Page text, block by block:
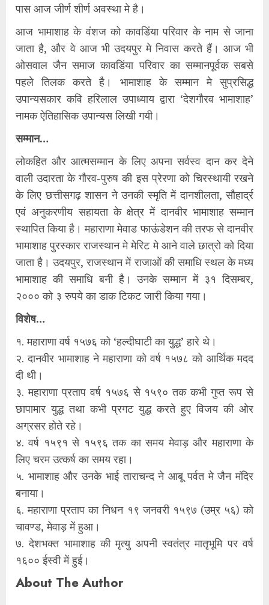
पास आज जीर्ण शीर्ण अवस्था मे है।
आज भामाशाह के वंशज को कावडिंया परिवार के नाम से जाना
जाता है, और वे आज भी उदयपुर मे निवास करते हैं। आज भी
ओसवाल जैन समाज कावडिंया परिवार का सम्मानपूर्वक सबसे
पहले तिलक करते है। भामाशाह के सम्मान मे सुप्रसिद्ध
उपान्यसकार कवि हरिलाल उपाध्याय द्वारा ‘देशगौरव भामाशाह’
नामक ऐतिहासिक उपान्यस लिखी गयी।
सम्मान…
लोकहित और आत्मसम्मान के लिए अपना सर्वस्व दान कर देने
वाली उदारता के गौरव-पुरुष की इस प्रेरणा को चिरस्थायी रखने
के लिए छत्तीसगढ़ शासन ने उनकी स्मृति में दानशीलता, सौहार्द्र
एवं अनुकरणीय सहायता के क्षेत्र में दानवीर भामाशाह सम्मान
स्थापित किया है। महाराणा मेवाड फाऊंडेशन की तरफ से दानवीर
भामाशाह पुरस्कार राजस्थान मे मेरिट मे आने वाले छात्रो को दिया
जाता है। उदयपुर, राजस्थान में राजाओं की समाधि स्थल के मध्य
भामाशाह की समाधि बनी है। उनके सम्मान में ३१ दिसम्बर,
२००० को ३ रुपये का डाक टिकट जारी किया गया।
विशेष…
१. महाराणा वर्ष १५७६ को ‘हल्दीघाटी का युद्ध’ हारे थे।
२. दानवीर भामाशाह ने महाराणा को वर्ष १५७८ को आर्थिक मदद
दी थी।
३. महाराणा प्रताप वर्ष १५७६ से १५९० तक कभी गुप्त रूप से
छापामार युद्ध तथा कभी प्रगट युद्ध करते हुए विजय की ओर
अग्रसर होते रहे।
४. वर्ष १५९१ से १५९६ तक का समय मेवाड़ और महाराणा के
लिए चरम उत्कर्ष का समय रहा।
५. भामाशाह और उनके भाई ताराचन्द ने आबू पर्वत मे जैन मंदिर
बनाया।
६. महाराणा प्रताप का निधन १९ जनवरी १५९७ (उम्र ५६) को
चावण्ड, मेवाड़ में हुआ।
७. देशभक्त भामाशाह की मृत्यु अपनी स्वतंत्र मातृभूमि पर वर्ष
१६०० ईस्वी में हुई।
About The Author